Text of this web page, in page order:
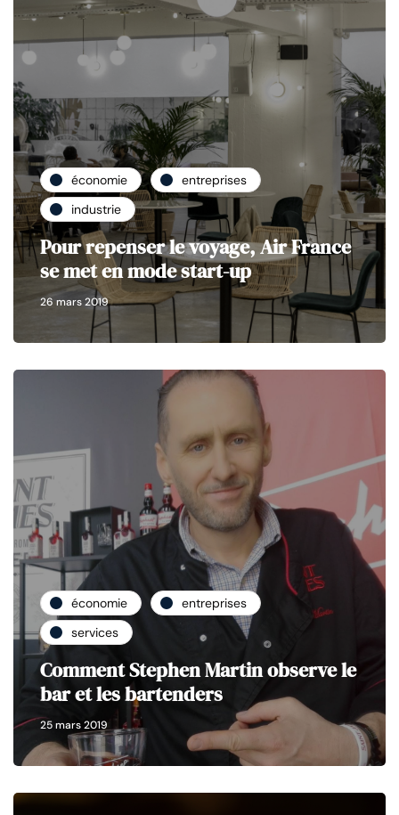
économie
entreprises
industrie
Pour repenser le voyage, Air France
se met en mode start-up
26 mars 2019
économie
entreprises
services
Comment Stephen Martin observe le
bar et les bartenders
25 mars 2019